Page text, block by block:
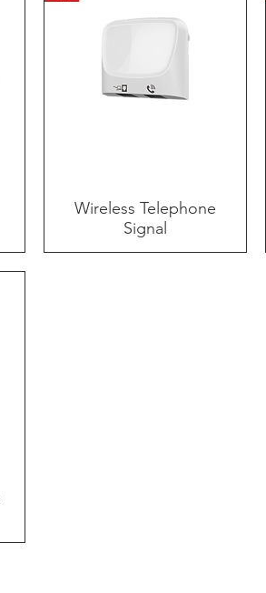
快速瀏覽
Wireless Telephone
Signal